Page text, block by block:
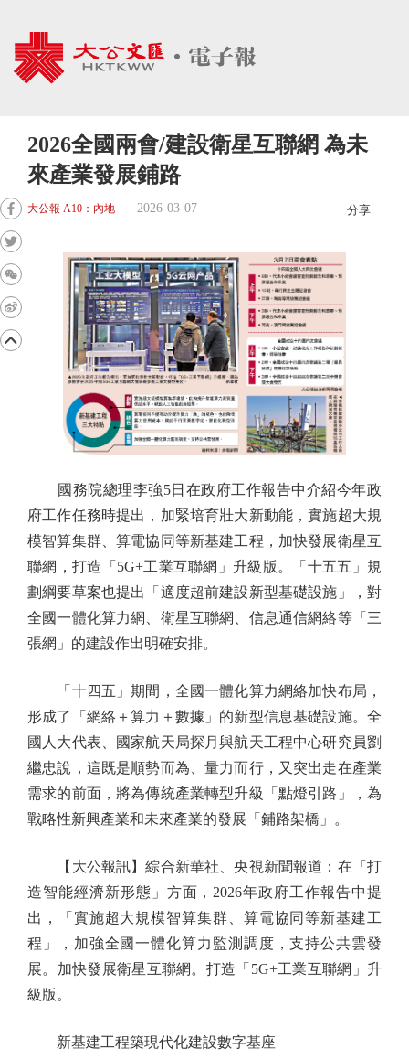
2026全國兩會/建設衛星互聯網 為未
來產業發展鋪路
大公報 A10：內地 2026-03-07 分享
國務院總理李強5日在政府工作報告中介紹今年政
府工作任務時提出，加緊培育壯大新動能，實施超大規
模智算集群、算電協同等新基建工程，加快發展衛星互
聯網，打造「5G+工業互聯網」升級版。「十五五」規
劃綱要草案也提出「適度超前建設新型基礎設施」，對
全國一體化算力網、衛星互聯網、信息通信網絡等「三
張網」的建設作出明確安排。
「十四五」期間，全國一體化算力網絡加快布局，
形成了「網絡＋算力＋數據」的新型信息基礎設施。全
國人大代表、國家航天局探月與航天工程中心研究員劉
繼忠說，這既是順勢而為、量力而行，又突出走在產業
需求的前面，將為傳統產業轉型升級「點燈引路」，為
戰略性新興產業和未來產業的發展「鋪路架橋」。
【大公報訊】綜合新華社、央視新聞報道：在「打
造智能經濟新形態」方面，2026年政府工作報告中提
出，「實施超大規模智算集群、算電協同等新基建工
程」，加強全國一體化算力監測調度，支持公共雲發
展。加快發展衛星互聯網。打造「5G+工業互聯網」升
級版。
新基建工程築現代化建設數字基座